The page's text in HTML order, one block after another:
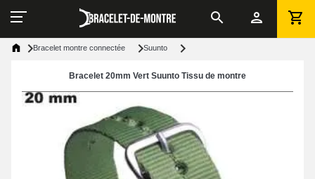
Bracelet montre connectée Suunto
Bracelet 20mm Vert Suunto Tissu de montre